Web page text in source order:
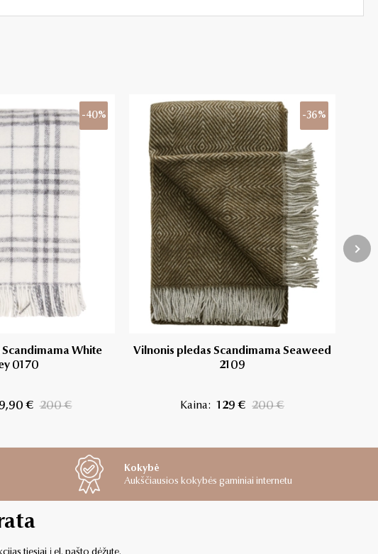
-40%
White
0170
€ 200 €
-36%
Vilnonis pledas Scandimama Seaweed
2109
Kaina: 129 € 200 €
Kokybė
Aukščiausios kokybės gaminiai internetu